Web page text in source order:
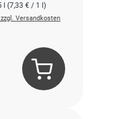
l(7,33 € / 1 l)
Versandkosten